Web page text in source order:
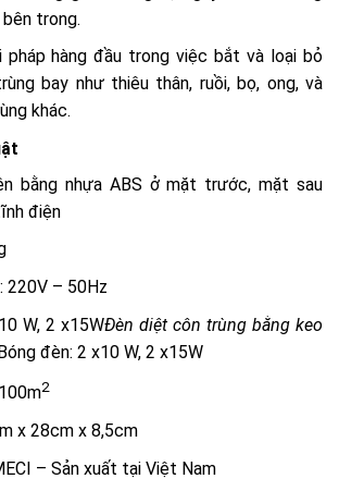
trong.
pháp hàng đầu trong việc bắt và loại bỏ
bay như thiêu thân, ruồi, bọ, ong, và
khác.
bằng nhựa ABS ở mặt trước, mặt sau
điện
220V – 50Hz
W, 2 x15WĐèn diệt côn trùng bằng keo
đèn: 2 x10 W, 2 x15W
2
x 28cm x 8,5cm
– Sản xuất tại Việt Nam